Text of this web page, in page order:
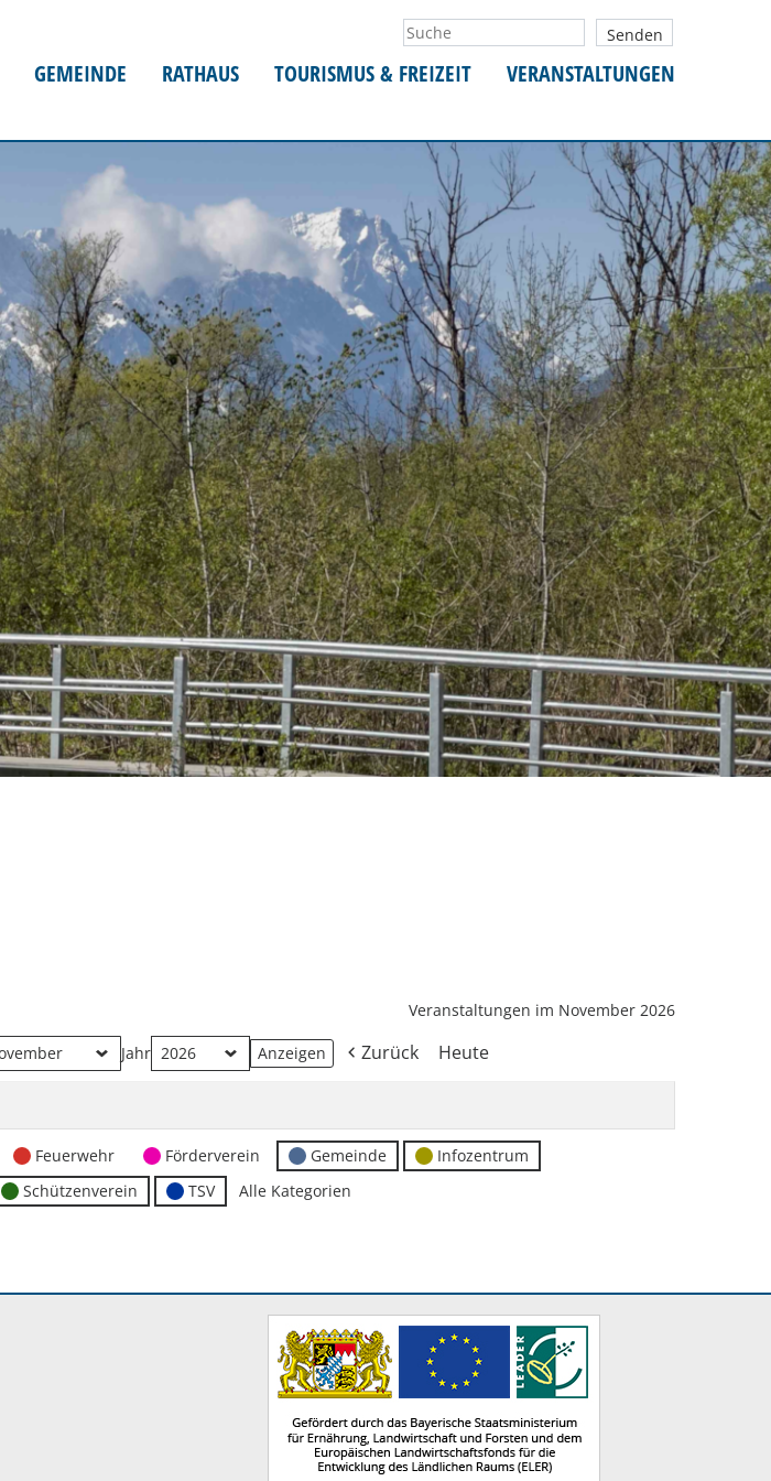
GEMEINDE RATHAUS TOURISMUS & FREIZEIT VERANSTALTUNGEN
Veranstaltungen im November 2026
Jahr Zurück Heute
Feuerwehr Förderverein Gemeinde
Infozentrum
Schützenverein TSV
Alle Kategorien